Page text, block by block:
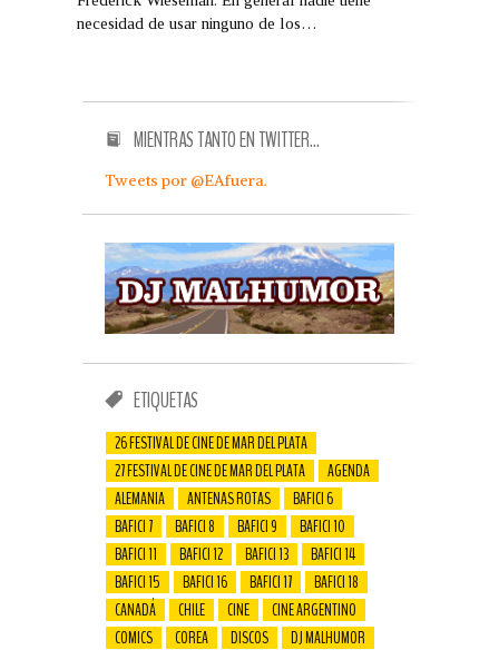
necesidad de usar ninguno de los…
MIENTRAS TANTO EN TWITTER…
Tweets por @EAfuera.
ETIQUETAS
26 FESTIVAL DE CINE DE MAR DEL PLATA
27 FESTIVAL DE CINE DE MAR DEL PLATA
AGENDA
ALEMANIA
ANTENAS ROTAS
BAFICI 6
BAFICI 7
BAFICI 8 BAFICI 9
BAFICI 10
BAFICI 11
BAFICI 12 BAFICI 13
BAFICI 14
BAFICI 15
BAFICI 16 BAFICI 17
BAFICI 18
CANADÁ
CHILE CINE
CINE ARGENTINO
COMICS
COREA DISCOS
DJ MALHUMOR